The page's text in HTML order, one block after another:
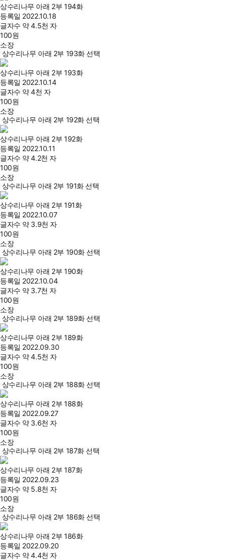
상수리나무 아래 2부 194화
등록일 2022.10.18
글자수 약 4.5천 자
100원
소장
상수리나무 아래 2부 193화 선택
상수리나무 아래 2부 193화
등록일 2022.10.14
글자수 약 4천 자
100원
소장
상수리나무 아래 2부 192화 선택
상수리나무 아래 2부 192화
등록일 2022.10.11
글자수 약 4.2천 자
100원
소장
상수리나무 아래 2부 191화 선택
상수리나무 아래 2부 191화
등록일 2022.10.07
글자수 약 3.9천 자
100원
소장
상수리나무 아래 2부 190화 선택
상수리나무 아래 2부 190화
등록일 2022.10.04
글자수 약 3.7천 자
100원
소장
상수리나무 아래 2부 189화 선택
상수리나무 아래 2부 189화
등록일 2022.09.30
글자수 약 4.5천 자
100원
소장
상수리나무 아래 2부 188화 선택
상수리나무 아래 2부 188화
등록일 2022.09.27
글자수 약 3.6천 자
100원
소장
상수리나무 아래 2부 187화 선택
상수리나무 아래 2부 187화
등록일 2022.09.23
글자수 약 5.8천 자
100원
소장
상수리나무 아래 2부 186화 선택
상수리나무 아래 2부 186화
등록일 2022.09.20
글자수 약 4.4천 자